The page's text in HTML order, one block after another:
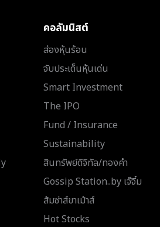
คอลัมนิสต์
ส่องหุ้นร้อน
จับประเด็นหุ้นเด่น
Smart Investment
The IPO
Fund / Insurance
Sustainability
สินทรัพย์ดิจิทัล/ทองคำ
Gossip Station..by เจ๊จิ๋ม
ส้มซ่าส์ขาเม้าส์
Hot Stocks